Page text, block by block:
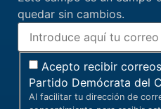
quedar sin cambios.
Acepto recibir
Partido Demócrata del
Al facilitar tu dirección de